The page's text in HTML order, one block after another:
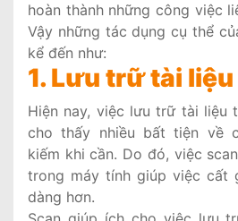
hoàn thành những công việc
Vậy những tác dụng cụ thể
kể đến như:
1. Lưu trữ tài
Hiện nay, việc lưu trữ tài liệu
cho thấy nhiều bất tiện về
kiếm khi cần. Do đó, việc
trong máy tính giúp việc cất
dàng hơn.